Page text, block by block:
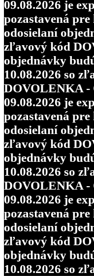
09.08.2026 je
pozastavená
odosielaní
zľavový kód
objednávky
10.08.2026 so
DOVOLENKA -
09.08.2026 je
pozastavená
odosielaní
zľavový kód
objednávky
10.08.2026 so
DOVOLENKA -
09.08.2026 je
pozastavená
odosielaní
zľavový kód
objednávky
10.08.2026 so